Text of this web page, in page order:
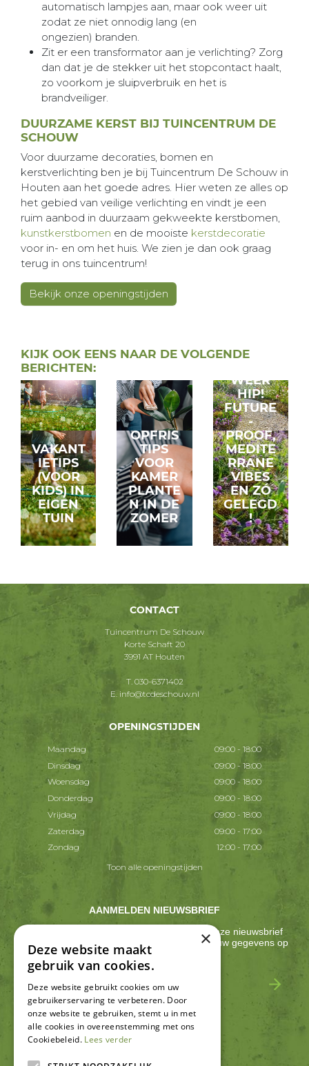
automatisch lampjes aan, maar ook weer uit
zodat ze niet onnodig lang (en
ongezien) branden.
Zit er een transformator aan je verlichting? Zorg
dan dat je de stekker uit het stopcontact haalt,
zo voorkom je sluipverbruik en het is
brandveiliger.
DUURZAME KERST BIJ TUINCENTRUM DE
SCHOUW
Voor duurzame decoraties, bomen en
kerstverlichting ben je bij Tuincentrum De Schouw in
Houten aan het goede adres. Hier weten ze alles op
het gebied van veilige verlichting en vindt je een
ruim aanbod in duurzaam gekweekte kerstbomen,
kunstkerstbomen en de mooiste kerstdecoratie
voor in- en om het huis. We zien je dan ook graag
terug in ons tuincentrum!
Bekijk onze openingstijden
KIJK OOK EENS NAAR DE VOLGENDE
BERICHTEN:
VAKANT
IETIPS
(VOOR
KIDS) IN
EIGEN
TUIN
OPFRIS
TIPS
VOOR
KAMER
PLANTE
N IN DE
ZOMER
GRIND
WEER
HIP!
FUTURE
-
PROOF,
MEDITE
RRANE
VIBES
EN ZÓ
GELEGD
!
CONTACT
Tuincentrum De Schouw
Korte Schaft 20
3991 AT Houten
T. 030-6371402
E. info@tcdeschouw.nl
OPENINGSTIJDEN
Maandag
09:00 - 18:00
Dinsdag
09:00 - 18:00
Woensdag
09:00 - 18:00
Donderdag
09:00 - 18:00
Vrijdag
09:00 - 18:00
Zaterdag
09:00 - 17:00
Zondag
12:00 - 17:00
Toon alle openingstijden
AANMELDEN NIEUWSBRIEF
Ontvang ongeveer één keer per 2 weken onze nieuwsbrief
met acties, nieuws & activiteiten! We slaan jouw gegevens op
conform onze
×
Deze website maakt
gebruik van cookies.
Deze website gebruikt cookies om uw
gebruikerservaring te verbeteren. Door
onze website te gebruiken, stemt u in met
alle cookies in overeenstemming met ons
Cookiebeleid. Lees verder